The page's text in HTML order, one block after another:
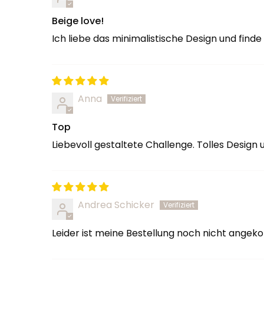
Beige love!
Ich liebe das minimalistische Design und
Anna
Top
Liebevoll gestaltete Challenge. Tolles
Andrea Schicker
Leider ist meine Bestellung noch nicht